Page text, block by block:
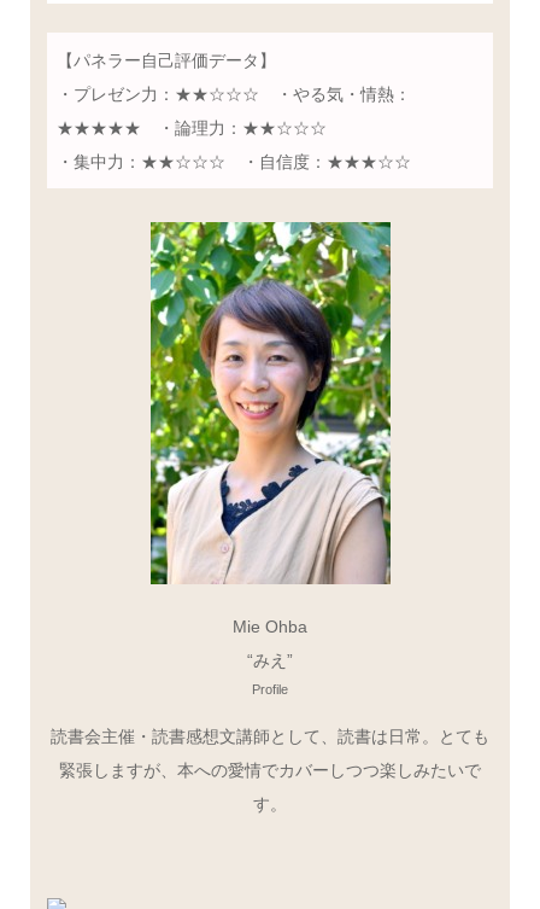
【パネラー自己評価データ】
・プレゼン力：★★☆☆☆ ・やる気・情熱：
★★★★★ ・論理力：★★☆☆☆
・集中力：★★☆☆☆ ・自信度：★★★☆☆
Mie Ohba
“みえ”
Profile
読書会主催・読書感想文講師として、読書は日常。とても
緊張しますが、本への愛情でカバーしつつ楽しみたいで
す。